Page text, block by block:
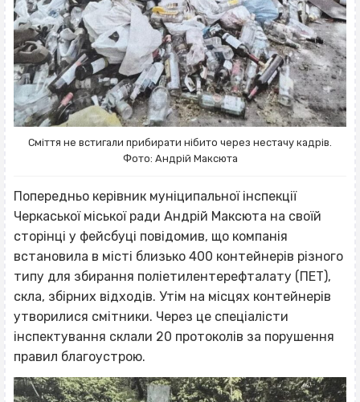
Сміття не встигали прибирати нібито через нестачу кадрів.
Фото: Андрій Максюта
Попередньо керівник муніципальної інспекції
Черкаської міської ради Андрій Максюта на своїй
сторінці у фейсбуці повідомив, що компанія
встановила в місті близько 400 контейнерів різного
типу для збирання поліетилентерефталату (ПЕТ),
скла, збірних відходів. Утім на місцях контейнерів
утворилися смітники. Через це спеціалісти
інспектування склали 20 протоколів за порушення
правил благоустрою.